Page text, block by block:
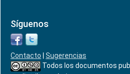
Síguenos
Contacto
Sugerencias
Todos los documentos